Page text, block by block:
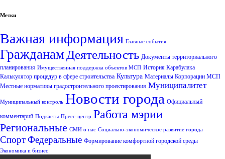
Метки
Важная информация Главные события
Гражданам Деятельность Документы территориального
планирования Имущественная поддержка объектов МСП История Карабулака
Калькулятор процедур в сфере строительства Культура Материалы Корпорации МСП
Местные нормативы градостроительного проектирования Муниципалитет
Муниципальный контроль Новости города Официальный
комментарий Подкасты Пресс-центр Работа мэрии
Региональные СМИ о нас Социально-экономическое развитие города
СпортФедеральные Формирование комфортной городской среды
Экономика и бизнес